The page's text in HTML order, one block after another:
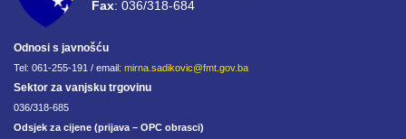
Fax: 036/318-684
Odnosi s javnošću
Tel: 061-255-191 / email: mirna.sadikovic@fmt.gov.ba
Sektor za vanjsku trgovinu
036/318-685
Odsjek za cijene (prijava – OPC obrasci)